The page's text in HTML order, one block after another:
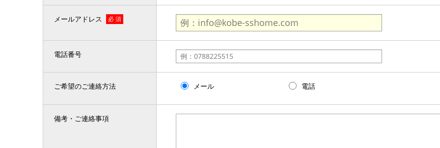
メールアドレス 必 須
電話番号
ご希望のご連絡方法 メール 電話
備考・ご連絡事項